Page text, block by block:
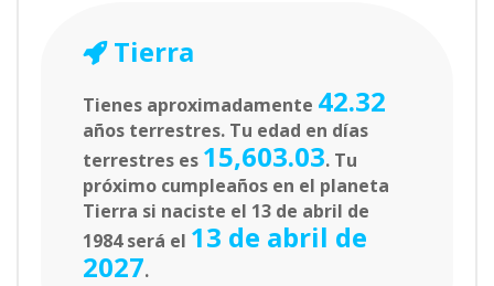
Tierra
Tienes aproximadamente 42.32
años terrestres. Tu edad en días
terrestres es 15,603.03. Tu
próximo cumpleaños en el planeta
Tierra si naciste el 13 de abril de
1984 será el 13 de abril de
2027.